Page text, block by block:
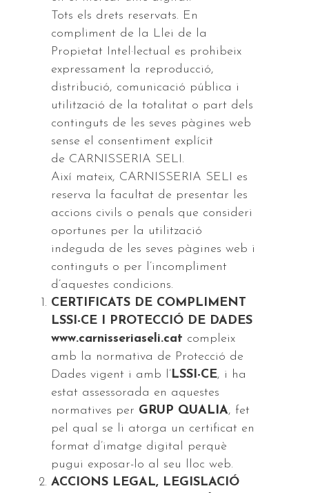
Tots els drets reservats. En
compliment de la Llei de la
Propietat Intel·lectual es prohibeix
expressament la reproducció,
distribució, comunicació pública i
utilització de la totalitat o part dels
continguts de les seves pàgines web
sense el consentiment explícit
de CARNISSERIA SELI.
Així mateix, CARNISSERIA SELI es
reserva la facultat de presentar les
accions civils o penals que consideri
oportunes per la utilització
indeguda de les seves pàgines web i
continguts o per l’incompliment
d’aquestes condicions.
CERTIFICATS DE COMPLIMENT
LSSI-CE I PROTECCIÓ DE DADES
www.carnisseriaseli.cat compleix
amb la normativa de Protecció de
Dades vigent i amb l’LSSI-CE, i ha
estat assessorada en aquestes
normatives per GRUP QUALIA, fet
pel qual se li atorga un certificat en
format d’imatge digital perquè
pugui exposar-lo al seu lloc web.
ACCIONS LEGAL, LEGISLACIÓ